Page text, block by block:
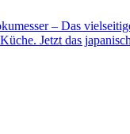
– Das
Jetzt das